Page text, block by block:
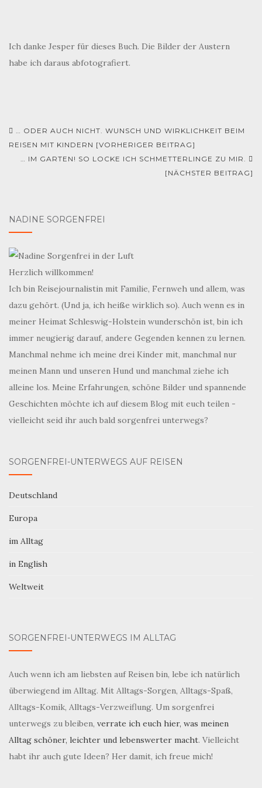
Ich danke Jesper für dieses Buch. Die Bilder der Austern
habe ich daraus abfotografiert.
Beitrags-Navigation
… ODER AUCH NICHT. WUNSCH UND WIRKLICHKEIT BEIM
REISEN MIT KINDERN [VORHERIGER BEITRAG]
… IM GARTEN! SO LOCKE ICH SCHMETTERLINGE ZU MIR.
[NÄCHSTER BEITRAG]
NADINE SORGENFREI
Herzlich willkommen!
Ich bin Reisejournalistin mit Familie, Fernweh und allem, was
dazu gehört. (Und ja, ich heiße wirklich so). Auch wenn es in
meiner Heimat Schleswig-Holstein wunderschön ist, bin ich
immer neugierig darauf, andere Gegenden kennen zu lernen.
Manchmal nehme ich meine drei Kinder mit, manchmal nur
meinen Mann und unseren Hund und manchmal ziehe ich
alleine los. Meine Erfahrungen, schöne Bilder und spannende
Geschichten möchte ich auf diesem Blog mit euch teilen -
vielleicht seid ihr auch bald sorgenfrei unterwegs?
SORGENFREI-UNTERWEGS AUF REISEN
Deutschland
Europa
im Alltag
in English
Weltweit
SORGENFREI-UNTERWEGS IM ALLTAG
Auch wenn ich am liebsten auf Reisen bin, lebe ich natürlich
überwiegend im Alltag. Mit Alltags-Sorgen, Alltags-Spaß,
Alltags-Komik, Alltags-Verzweiflung. Um sorgenfrei
unterwegs zu bleiben, verrate ich euch hier, was meinen
Alltag schöner, leichter und lebenswerter macht. Vielleicht
habt ihr auch gute Ideen? Her damit, ich freue mich!